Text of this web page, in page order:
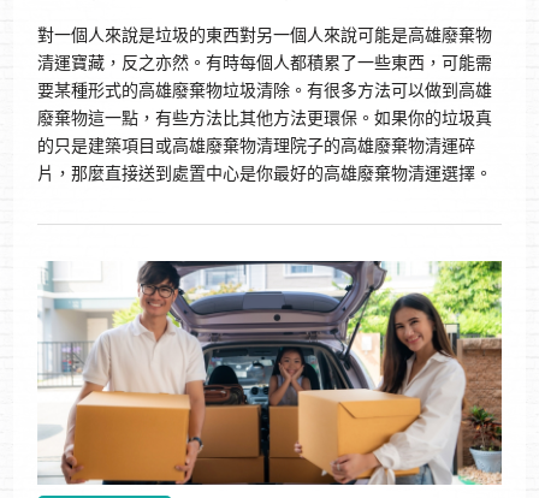
對一個人來說是垃圾的東西對另一個人來說可能是高雄廢棄物
清運寶藏，反之亦然。有時每個人都積累了一些東西，可能需
要某種形式的高雄廢棄物垃圾清除。有很多方法可以做到高雄
廢棄物這一點，有些方法比其他方法更環保。如果你的垃圾真
的只是建築項目或高雄廢棄物清理院子的高雄廢棄物清運碎
片，那麼直接送到處置中心是你最好的高雄廢棄物清運選擇。